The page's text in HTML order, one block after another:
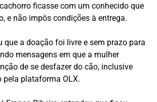
ficasse com um conhecido que
e não impôs condições à entrega.
que a doação foi livre e sem prazo para
mensagens em que a mulher
de se desfazer do cão, inclusive
pela plataforma OLX.